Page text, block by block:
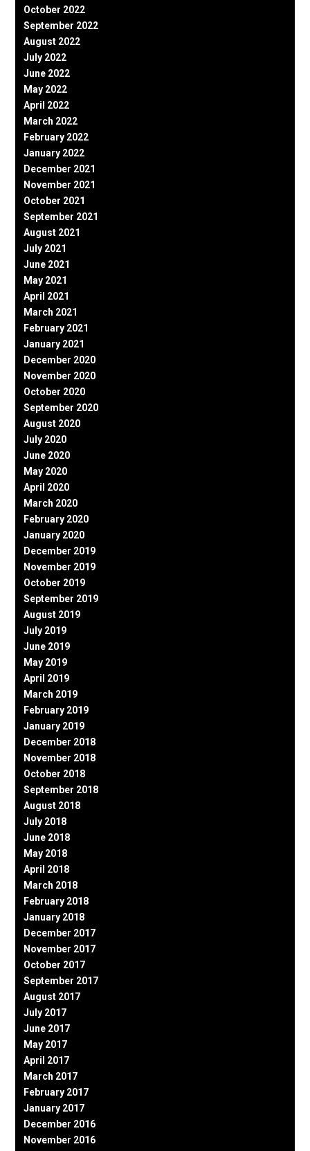
October 2022
September 2022
August 2022
July 2022
June 2022
May 2022
April 2022
March 2022
February 2022
January 2022
December 2021
November 2021
October 2021
September 2021
August 2021
July 2021
June 2021
May 2021
April 2021
March 2021
February 2021
January 2021
December 2020
November 2020
October 2020
September 2020
August 2020
July 2020
June 2020
May 2020
April 2020
March 2020
February 2020
January 2020
December 2019
November 2019
October 2019
September 2019
August 2019
July 2019
June 2019
May 2019
April 2019
March 2019
February 2019
January 2019
December 2018
November 2018
October 2018
September 2018
August 2018
July 2018
June 2018
May 2018
April 2018
March 2018
February 2018
January 2018
December 2017
November 2017
October 2017
September 2017
August 2017
July 2017
June 2017
May 2017
April 2017
March 2017
February 2017
January 2017
December 2016
November 2016